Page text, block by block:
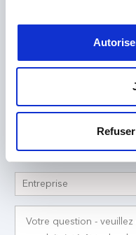
Notre équipe d'experts
Envoyez-nous votre